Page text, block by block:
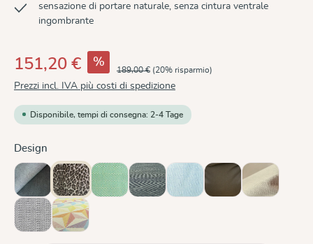
sensazione di portare naturale, senza cintura ventrale
ingombrante
151,20 € %
189,00 € (20% risparmio)
Prezzi incl. IVA più costi di spedizione
Disponibile, tempi di consegna: 2-4 Tage
Seleziona
Design
Doubleface Anthracite
Leo Lisca KaribikMetro Monochrom
Ocean Olive Sand
Silver Zephyr